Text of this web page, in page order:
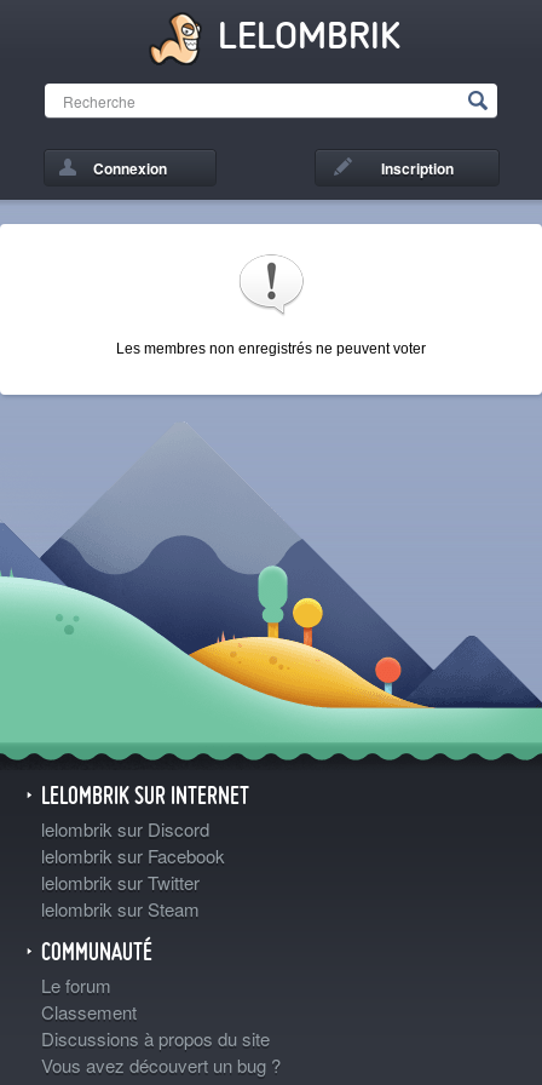
LELOMBRIK
Connexion Inscription
Les membres non enregistrés ne peuvent voter
LELOMBRIK SUR INTERNET
lelombrik sur Discord
lelombrik sur Facebook
lelombrik sur Twitter
lelombrik sur Steam
COMMUNAUTÉ
Le forum
Classement
Discussions à propos du site
Vous avez découvert un bug ?